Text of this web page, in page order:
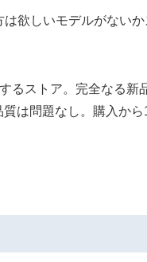
欲しいモデルがない
ストア。完全なる新
は問題なし。購入か